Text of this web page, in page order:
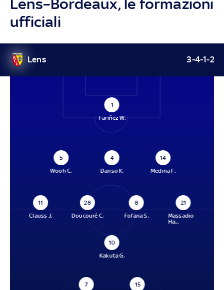
Lens–Bordeaux, le formazioni
ufficiali
Lens 3-4-1-2
1
Fariñez W.
5
Wooh C.
4
Danso K.
14
Medina F.
11
Clauss J.
28
Doucouré C.
8
Fofana S.
21
Massadio
Ha...
10
Kakuta G.
7
15